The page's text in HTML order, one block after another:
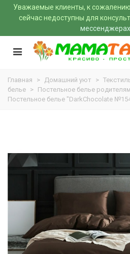
Уважаемые клиенты, к
сейчас недоступны для
мессенджерах
Главная > Домашний уют >
белье > Постельное белье родителям
Постельное белье "DarkChocolate